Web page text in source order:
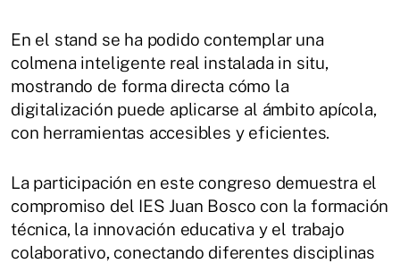
En el stand se ha podido contemplar una
colmena inteligente real instalada in situ,
mostrando de forma directa cómo la
digitalización puede aplicarse al ámbito apícola,
con herramientas accesibles y eficientes.
La participación en este congreso demuestra el
compromiso del IES Juan Bosco con la formación
técnica, la innovación educativa y el trabajo
colaborativo, conectando diferentes disciplinas